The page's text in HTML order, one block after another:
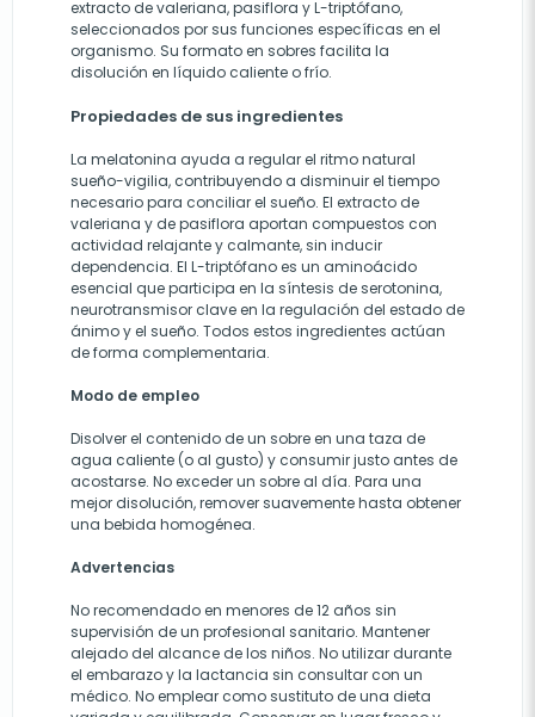
extracto de valeriana, pasiflora y L-triptófano,
seleccionados por sus funciones específicas en el
organismo. Su formato en sobres facilita la
disolución en líquido caliente o frío.
Propiedades de sus ingredientes
La melatonina ayuda a regular el ritmo natural
sueño-vigilia, contribuyendo a disminuir el tiempo
necesario para conciliar el sueño. El extracto de
valeriana y de pasiflora aportan compuestos con
actividad relajante y calmante, sin inducir
dependencia. El L-triptófano es un aminoácido
esencial que participa en la síntesis de serotonina,
neurotransmisor clave en la regulación del estado de
ánimo y el sueño. Todos estos ingredientes actúan
de forma complementaria.
Modo de empleo
Disolver el contenido de un sobre en una taza de
agua caliente (o al gusto) y consumir justo antes de
acostarse. No exceder un sobre al día. Para una
mejor disolución, remover suavemente hasta obtener
una bebida homogénea.
Advertencias
No recomendado en menores de 12 años sin
supervisión de un profesional sanitario. Mantener
alejado del alcance de los niños. No utilizar durante
el embarazo y la lactancia sin consultar con un
médico. No emplear como sustituto de una dieta